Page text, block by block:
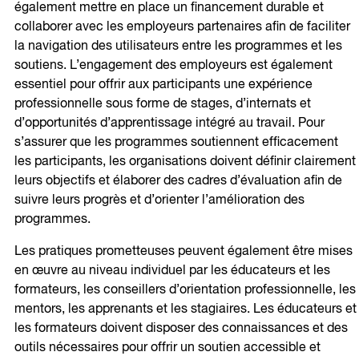
également mettre en place un financement durable et
collaborer avec les employeurs partenaires afin de faciliter
la navigation des utilisateurs entre les programmes et les
soutiens. L’engagement des employeurs est également
essentiel pour offrir aux participants une expérience
professionnelle sous forme de stages, d’internats et
d’opportunités d’apprentissage intégré au travail. Pour
s’assurer que les programmes soutiennent efficacement
les participants, les organisations doivent définir clairement
leurs objectifs et élaborer des cadres d’évaluation afin de
suivre leurs progrès et d’orienter l’amélioration des
programmes.
Les pratiques prometteuses peuvent également être mises
en œuvre au niveau individuel par les éducateurs et les
formateurs, les conseillers d’orientation professionnelle, les
mentors, les apprenants et les stagiaires. Les éducateurs et
les formateurs doivent disposer des connaissances et des
outils nécessaires pour offrir un soutien accessible et